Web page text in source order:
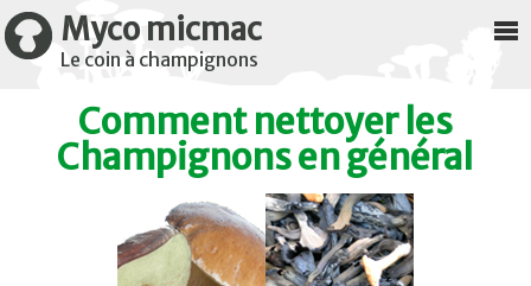
Myco micmac
Le coin à champignons
Comment nettoyer les
Champignons en général